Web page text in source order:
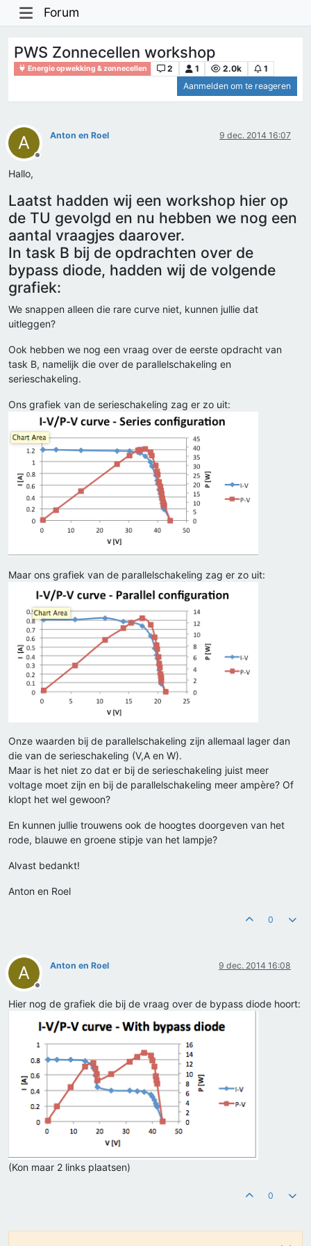
Forum
PWS Zonnecellen workshop
Energie opwekking & zonnecellen 2 1 2.0k
1
Aanmelden om te reageren
A
Offline
Anton en Roel 9 dec. 2014 16:07
Hallo,
Laatst hadden wij een workshop hier op
de TU gevolgd en nu hebben we nog een
aantal vraagjes daarover.
In task B bij de opdrachten over de
bypass diode, hadden wij de volgende
grafiek:
We snappen alleen die rare curve niet, kunnen jullie dat
uitleggen?
Ook hebben we nog een vraag over de eerste opdracht van
task B, namelijk die over de parallelschakeling en
serieschakeling.
Ons grafiek van de serieschakeling zag er zo uit:
Maar ons grafiek van de parallelschakeling zag er zo uit:
Onze waarden bij de parallelschakeling zijn allemaal lager dan
die van de serieschakeling (V,A en W).
Maar is het niet zo dat er bij de serieschakeling juist meer
voltage moet zijn en bij de parallelschakeling meer ampère? Of
klopt het wel gewoon?
En kunnen jullie trouwens ook de hoogtes doorgeven van het
rode, blauwe en groene stipje van het lampje?
Alvast bedankt!
Anton en Roel
0
A
Offline
Anton en Roel 9 dec. 2014 16:08
Hier nog de grafiek die bij de vraag over de bypass diode hoort:
(Kon maar 2 links plaatsen)
0